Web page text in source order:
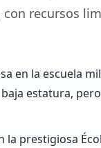
recursos
en la escuela
estatura,
la prestigiosa